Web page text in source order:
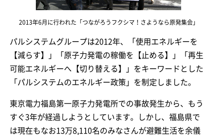
2013年6月に行われた「つながろうフクシマ！さようなら原発集会」
パルシステムグループは2012年、「使用エネルギーを
【減らす】」「原子力発電の稼働を【止める】」「再生
可能エネルギーへ【切り替える】」をキーワードとした
「パルシステムのエネルギー政策」を制定しました。
東京電力福島第一原子力発電所での事故発生から、もう
すぐ3年が経過しようとしています。しかし、福島県で
は現在もなお13万8,110名のみなさんが避難生活を余儀